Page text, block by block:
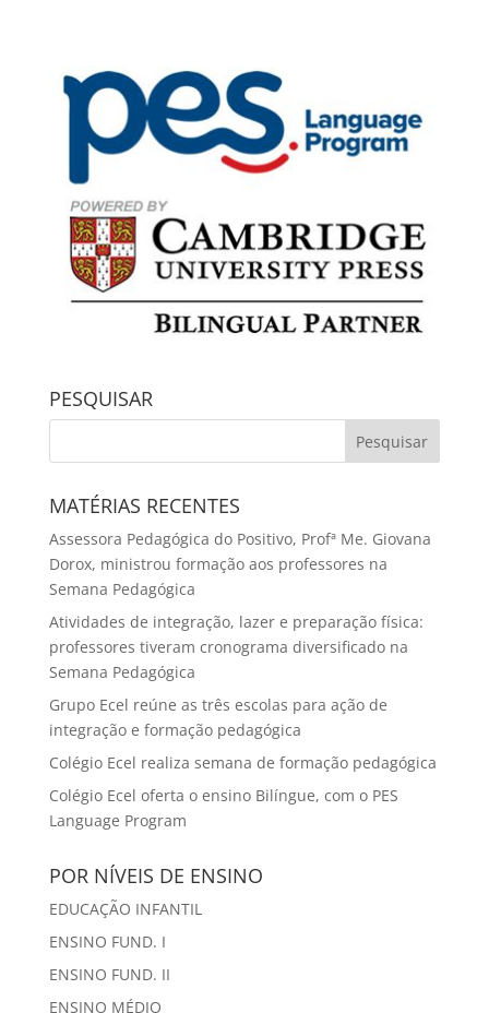
PESQUISAR
MATÉRIAS RECENTES
Assessora Pedagógica do Positivo, Profª Me. Giovana
Dorox, ministrou formação aos professores na
Semana Pedagógica
Atividades de integração, lazer e preparação física:
professores tiveram cronograma diversificado na
Semana Pedagógica
Grupo Ecel reúne as três escolas para ação de
integração e formação pedagógica
Colégio Ecel realiza semana de formação pedagógica
Colégio Ecel oferta o ensino Bilíngue, com o PES
Language Program
POR NÍVEIS DE ENSINO
EDUCAÇÃO INFANTIL
ENSINO FUND. I
ENSINO FUND. II
ENSINO MÉDIO